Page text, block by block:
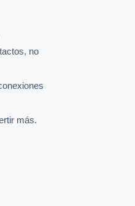
no
más.